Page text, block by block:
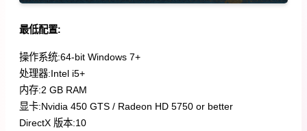
最低配置:
操作系统:64-bit Windows 7+
处理器:Intel i5+
内存:2 GB RAM
显卡:Nvidia 450 GTS / Radeon HD 5750 or better
DirectX 版本:10